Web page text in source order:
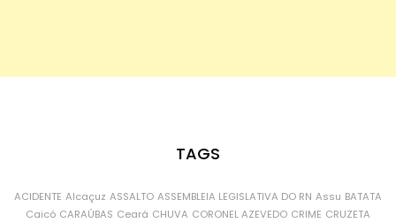
TAGS
ACIDENTE Alcaçuz ASSALTO ASSEMBLEIA LEGISLATIVA DO RN Assu BATATA
Caicó CARAÚBAS Ceará CHUVA CORONEL AZEVEDO CRIME CRUZETA